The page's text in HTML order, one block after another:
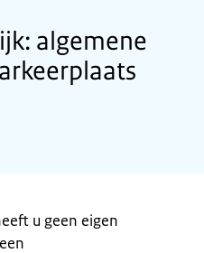
algemene
u geen eigen